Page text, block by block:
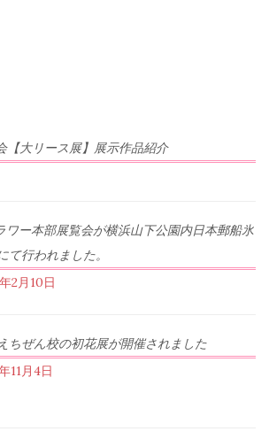
【大リース展】展示作品紹介
ワー本部展覧会が横浜山下公園内日本郵船氷
て行われました。
2月10日
ちぜん校の初花展が開催されました
11月4日